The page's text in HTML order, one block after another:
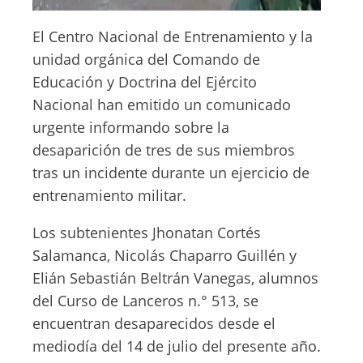
El Centro Nacional de Entrenamiento y la
unidad orgánica del Comando de
Educación y Doctrina del Ejército
Nacional han emitido un comunicado
urgente informando sobre la
desaparición de tres de sus miembros
tras un incidente durante un ejercicio de
entrenamiento militar.
Los subtenientes Jhonatan Cortés
Salamanca, Nicolás Chaparro Guillén y
Elián Sebastián Beltrán Vanegas, alumnos
del Curso de Lanceros n.° 513, se
encuentran desaparecidos desde el
mediodía del 14 de julio del presente año.